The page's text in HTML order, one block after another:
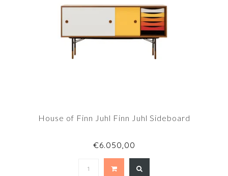
House of Finn Juhl Finn Juhl Sideboard
€6.050,00